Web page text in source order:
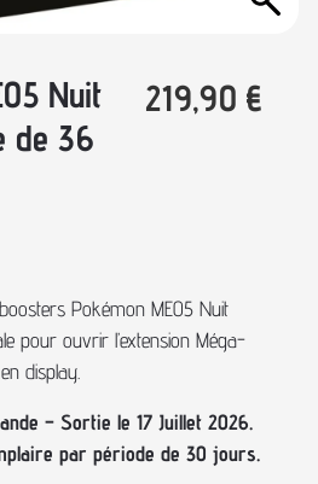
Nuit
de 36
219,90 €
Pokémon ME05 Nuit
pour ouvrir l’extension Méga-
display.
– Sortie le 17 Juillet 2026.
par période de 30 jours.